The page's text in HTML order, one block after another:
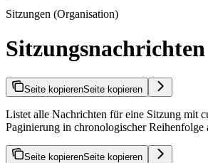
Sitzungen (Organisation)
Seite kopierenSeite kopieren
Listet alle Nachrichten für eine Sitzung mit
Paginierung in chronologischer Reihenfolge
Seite kopierenSeite kopieren